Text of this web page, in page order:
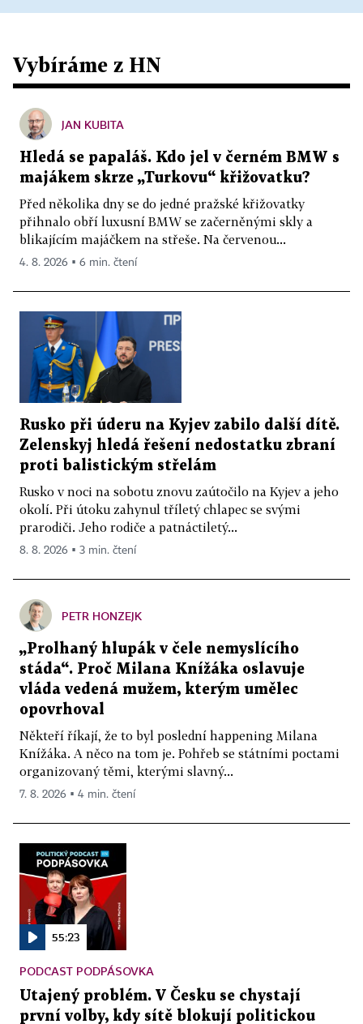
Vybíráme z HN
JAN KUBITA
Hledá se papaláš. Kdo jel v černém BMW s
majákem skrze „Turkovu“ křižovatku?
Před několika dny se do jedné pražské křižovatky
přihnalo obří luxusní BMW se začerněnými skly a
blikajícím majáčkem na střeše. Na červenou...
4. 8. 2026 ▪ 6 min. čtení
Rusko při úderu na Kyjev zabilo další dítě.
Zelenskyj hledá řešení nedostatku zbraní
proti balistickým střelám
Rusko v noci na sobotu znovu zaútočilo na Kyjev a jeho
okolí. Při útoku zahynul tříletý chlapec se svými
prarodiči. Jeho rodiče a patnáctiletý...
8. 8. 2026 ▪ 3 min. čtení
PETR HONZEJK
„Prolhaný hlupák v čele nemyslícího
stáda“. Proč Milana Knížáka oslavuje
vláda vedená mužem, kterým umělec
opovrhoval
Někteří říkají, že to byl poslední happening Milana
Knížáka. A něco na tom je. Pohřeb se státními poctami
organizovaný těmi, kterými slavný...
7. 8. 2026 ▪ 4 min. čtení
55:23
PODCAST PODPÁSOVKA
Utajený problém. V Česku se chystají
první volby, kdy sítě blokují politickou